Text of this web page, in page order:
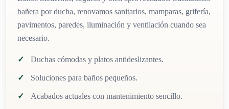
bañera por ducha, renovamos sanitarios, mamparas, grifería,
pavimentos, paredes, iluminación y ventilación cuando sea
necesario.
Duchas cómodas y platos antideslizantes.
Soluciones para baños pequeños.
Acabados actuales con mantenimiento sencillo.